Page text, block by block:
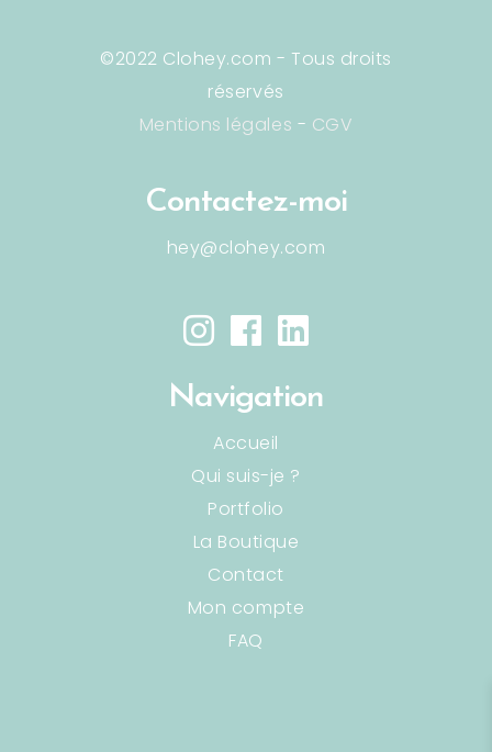
©2022 Clohey.com - Tous droits
réservés
Mentions légales - CGV
Contactez-moi
hey@clohey.com
Navigation
Accueil
Qui suis-je ?
Portfolio
La Boutique
Contact
Mon compte
FAQ